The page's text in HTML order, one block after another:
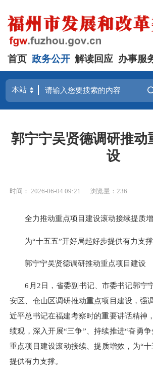
首页 政务公开 解读回应 办事服
郭宁宁吴贤德调研推动
设
时间： 2026-06-04 09:21 浏览量：236
全力推动重点项目建设滚动接续提质
为“十五五”开好局起好步提供有力支撑
郭宁宁吴贤德调研推动重点项目建设
6月2日，省委副书记、市委书记郭宁
安区、仓山区调研推动重点项目建设，强
近平总书记在福建考察时的重要讲话精神
绩观，深入开展“三争”、持续推进“奋勇
重点项目建设滚动接续、提质增效，为“
提供有力支撑。